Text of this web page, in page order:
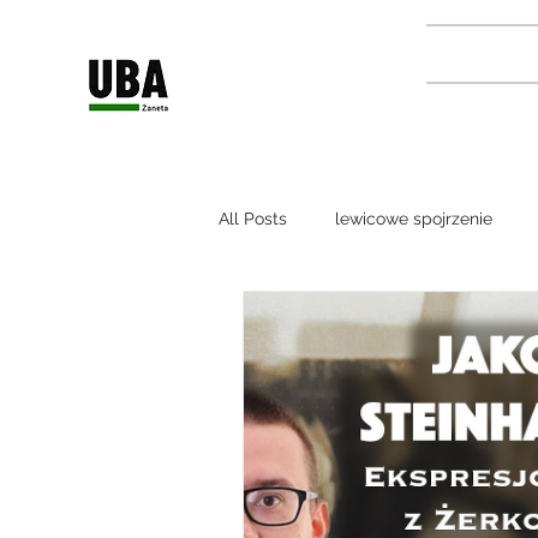
All Posts lewicowe spojrzenie
Podcast kryminalny Zagadki
podróże po Izraelu ziemia
relacje polsko-izraelskie